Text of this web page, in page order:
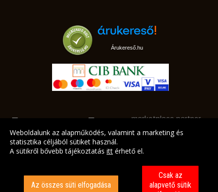
Árukereső.hu
marketplace partner
Weboldalunk az alapműködés, valamint a marketing és
statisztika céljából sütiket használ.
A sütikről bővebb tájékoztatás itt érhető el.
Az összes süti elfogadása
Csak az
alapvető sütik